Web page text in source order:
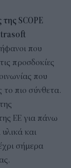
SCOPE
που
προσδοκίες
που
πιο σύνθετα.
ΕΕ για πάνω
και
σήμερα